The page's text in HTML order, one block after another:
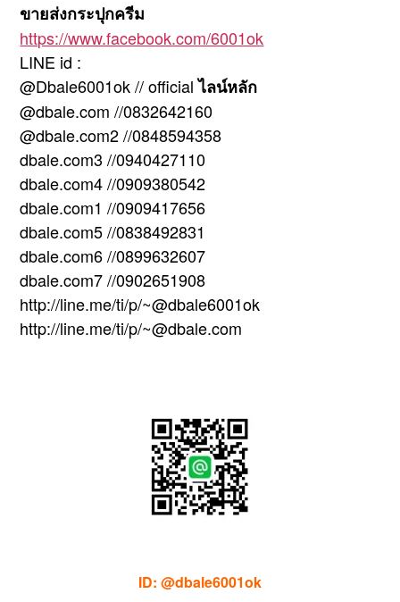
ขายส่งกระปุกครีม
https://www.facebook.com/6001ok
LINE id :
@Dbale6001ok // officialไลน์หลัก
@dbale.com //0832642160
@dbale.com2 //0848594358
dbale.com3 //0940427110
dbale.com4 //0909380542
dbale.com1 //0909417656
dbale.com5 //0838492831
dbale.com6 //0899632607
dbale.com7 //0902651908
http://line.me/ti/p/~@dbale6001ok
http://line.me/ti/p/~@dbale.com
ID: @dbale6001ok